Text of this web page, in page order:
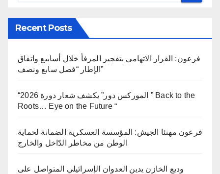
Recent Posts
فرعون: القرار الاتهامي بتفجير المرفأ خلال أسابيع واتفاق
الإطار “فصل سابع ونصف”
“الموركس دور” يكشف شعار دورة 2026 ” Back to the
Roots… Eye on the Future “
فرعون مهنئا الجيش: المؤسسة العسكرية الضمانة لحماية
الوطن من مخاطر الدّاخل والخارج
وديع الخازن يدين العدوان الإسرائيلي المتواصل على